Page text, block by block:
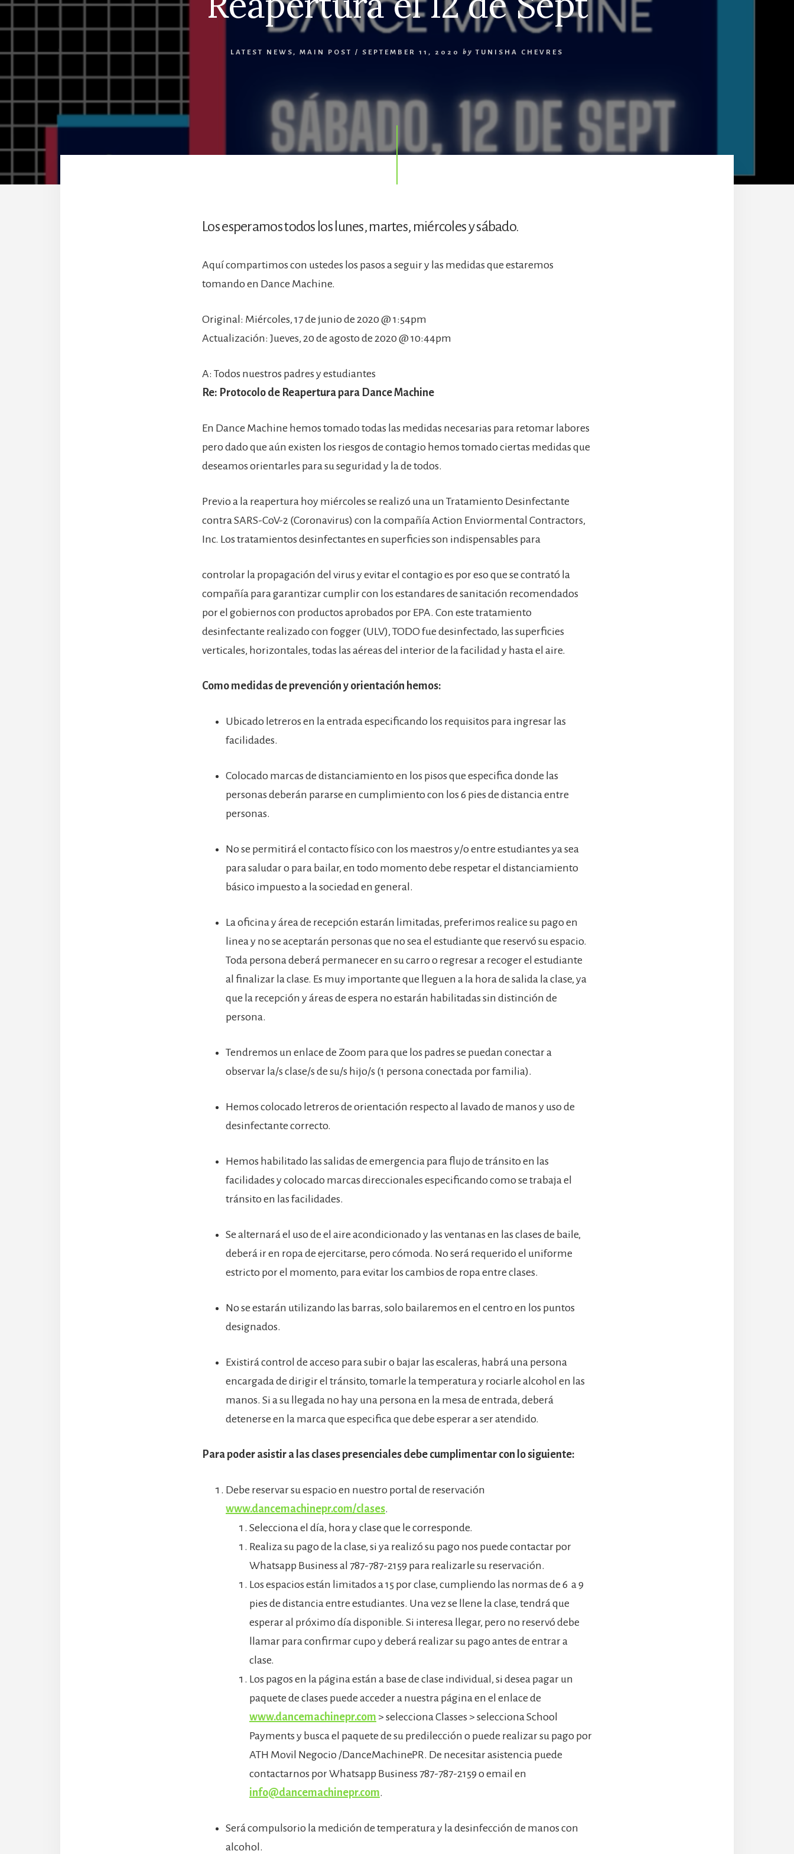
LATEST NEWS, MAIN POST / SEPTEMBER 11, 2020 by TUNISHA CHEVRES
Los esperamos todos los lunes, martes, miércoles y sábado.
Aquí compartimos con ustedes los pasos a seguir y las medidas que estaremos
tomando en Dance Machine.
Original: Miércoles, 17 de junio de 2020 @ 1:54pm
Actualización: Jueves, 20 de agosto de 2020 @ 10:44pm
A: Todos nuestros padres y estudiantes
Re: Protocolo de Reapertura para Dance Machine
En Dance Machine hemos tomado todas las medidas necesarias para retomar labores
pero dado que aún existen los riesgos de contagio hemos tomado ciertas medidas que
deseamos orientarles para su seguridad y la de todos.
Previo a la reapertura hoy miércoles se realizó una un Tratamiento Desinfectante
contra SARS-CoV-2 (Coronavirus) con la compañía Action Enviormental Contractors,
Inc. Los tratamientos desinfectantes en superficies son indispensables para
controlar la propagación del virus y evitar el contagio es por eso que se contrató la
compañía para garantizar cumplir con los estandares de sanitación recomendados
por el gobiernos con productos aprobados por EPA. Con este tratamiento
desinfectante realizado con fogger (ULV), TODO fue desinfectado, las superficies
verticales, horizontales, todas las aéreas del interior de la facilidad y hasta el aire.
Como medidas de prevención y orientación hemos:
Ubicado letreros en la entrada especificando los requisitos para ingresar las
facilidades.
Colocado marcas de distanciamiento en los pisos que especifica donde las
personas deberán pararse en cumplimiento con los 6 pies de distancia entre
personas.
No se permitirá el contacto físico con los maestros y/o entre estudiantes ya sea
para saludar o para bailar, en todo momento debe respetar el distanciamiento
básico impuesto a la sociedad en general.
La oficina y área de recepción estarán limitadas, preferimos realice su pago en
linea y no se aceptarán personas que no sea el estudiante que reservó su espacio.
Toda persona deberá permanecer en su carro o regresar a recoger el estudiante
al finalizar la clase. Es muy importante que lleguen a la hora de salida la clase, ya
que la recepción y áreas de espera no estarán habilitadas sin distinción de
persona.
Tendremos un enlace de Zoom para que los padres se puedan conectar a
observar la/s clase/s de su/s hijo/s (1 persona conectada por familia).
Hemos colocado letreros de orientación respecto al lavado de manos y uso de
desinfectante correcto.
Hemos habilitado las salidas de emergencia para flujo de tránsito en las
facilidades y colocado marcas direccionales especificando como se trabaja el
tránsito en las facilidades.
Se alternará el uso de el aire acondicionado y las ventanas en las clases de baile,
deberá ir en ropa de ejercitarse, pero cómoda. No será requerido el uniforme
estricto por el momento, para evitar los cambios de ropa entre clases.
No se estarán utilizando las barras, solo bailaremos en el centro en los puntos
designados.
Existirá control de acceso para subir o bajar las escaleras, habrá una persona
encargada de dirigir el tránsito, tomarle la temperatura y rociarle alcohol en las
manos. Si a su llegada no hay una persona en la mesa de entrada, deberá
detenerse en la marca que especifica que debe esperar a ser atendido.
Para poder asistir a las clases presenciales debe cumplimentar con lo siguiente:
Debe reservar su espacio en nuestro portal de reservación
www.dancemachinepr.com/clases.
Selecciona el día, hora y clase que le corresponde.
Realiza su pago de la clase, si ya realizó su pago nos puede contactar por
Whatsapp Business al 787-787-2159 para realizarle su reservación.
Los espacios están limitados a 15 por clase, cumpliendo las normas de 6 a 9
pies de distancia entre estudiantes. Una vez se llene la clase, tendrá que
esperar al próximo día disponible. Si interesa llegar, pero no reservó debe
llamar para confirmar cupo y deberá realizar su pago antes de entrar a
clase.
Los pagos en la página están a base de clase individual, si desea pagar un
paquete de clases puede acceder a nuestra página en el enlace de
www.dancemachinepr.com > selecciona Classes > selecciona School
Payments y busca el paquete de su predilección o puede realizar su pago por
ATH Movil Negocio /DanceMachinePR. De necesitar asistencia puede
contactarnos por Whatsapp Business 787-787-2159 o email en
info@dancemachinepr.com.
Será compulsorio la medición de temperatura y la desinfección de manos con
alcohol.